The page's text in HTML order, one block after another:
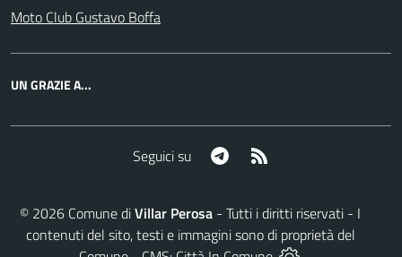
Moto Club Gustavo Boffa
UN GRAZIE A...
Seguici su Telegram
© 2026 Comune diVillar Perosa - Tutti i diritti riservati - I
contenuti del sito, testi e immagini sono di proprietà del